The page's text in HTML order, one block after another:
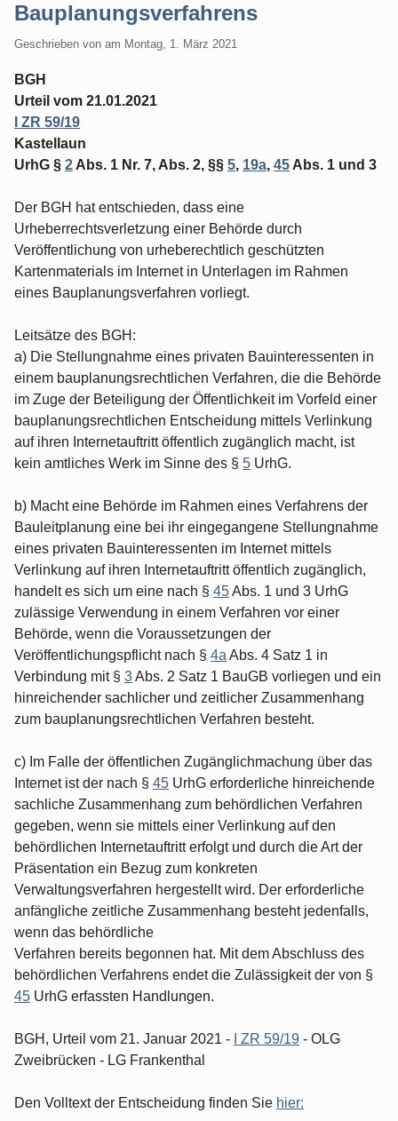
Bauplanungsverfahrens
Geschrieben von am Montag, 1. März 2021
BGH
Urteil vom 21.01.2021
I ZR 59/19
Kastellaun
UrhG § 2 Abs. 1 Nr. 7, Abs. 2, §§ 5, 19a, 45 Abs. 1 und 3
Der BGH hat entschieden, dass eine
Urheberrechtsverletzung einer Behörde durch
Veröffentlichung von urheberechtlich geschützten
Kartenmaterials im Internet in Unterlagen im Rahmen
eines Bauplanungsverfahren vorliegt.
Leitsätze des BGH:
a) Die Stellungnahme eines privaten Bauinteressenten in
einem bauplanungsrechtlichen Verfahren, die die Behörde
im Zuge der Beteiligung der Öffentlichkeit im Vorfeld einer
bauplanungsrechtlichen Entscheidung mittels Verlinkung
auf ihren Internetauftritt öffentlich zugänglich macht, ist
kein amtliches Werk im Sinne des § 5 UrhG.
b) Macht eine Behörde im Rahmen eines Verfahrens der
Bauleitplanung eine bei ihr eingegangene Stellungnahme
eines privaten Bauinteressenten im Internet mittels
Verlinkung auf ihren Internetauftritt öffentlich zugänglich,
handelt es sich um eine nach § 45Abs. 1 und 3 UrhG
zulässige Verwendung in einem Verfahren vor einer
Behörde, wenn die Voraussetzungen der
Veröffentlichungspflicht nach § 4a Abs. 4 Satz 1 in
Verbindung mit § 3Abs. 2 Satz 1 BauGB vorliegen und ein
hinreichender sachlicher und zeitlicher Zusammenhang
zum bauplanungsrechtlichen Verfahren besteht.
c) Im Falle der öffentlichen Zugänglichmachung über das
Internet ist der nach § 45 UrhG erforderliche hinreichende
sachliche Zusammenhang zum behördlichen Verfahren
gegeben, wenn sie mittels einer Verlinkung auf den
behördlichen Internetauftritt erfolgt und durch die Art der
Präsentation ein Bezug zum konkreten
Verwaltungsverfahren hergestellt wird. Der erforderliche
anfängliche zeitliche Zusammenhang besteht jedenfalls,
wenn das behördliche
Verfahren bereits begonnen hat. Mit dem Abschluss des
behördlichen Verfahrens endet die Zulässigkeit der von §
45 UrhG erfassten Handlungen.
BGH, Urteil vom 21. Januar 2021 - I ZR 59/19 - OLG
Zweibrücken - LG Frankenthal
Den Volltext der Entscheidung finden Sie hier: